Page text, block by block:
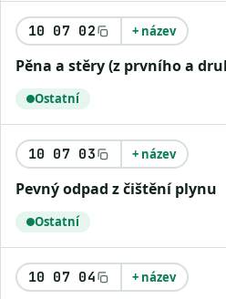
10 07 02 + název
Pěna a stěry (z prvního a
Ostatní
10 07 03 + název
Pevný odpad z čištění plynu
Ostatní
10 07 04 + název